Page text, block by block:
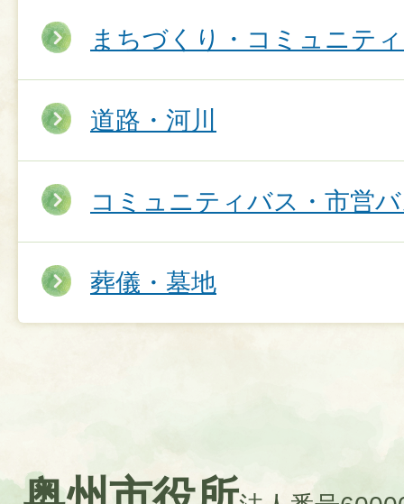
まちづくり・コミュニテ
道路・河川
コミュニティバス・市営
葬儀・墓地